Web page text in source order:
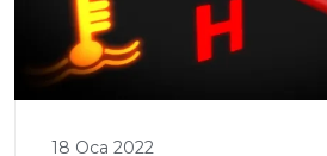
18 Oca 2022